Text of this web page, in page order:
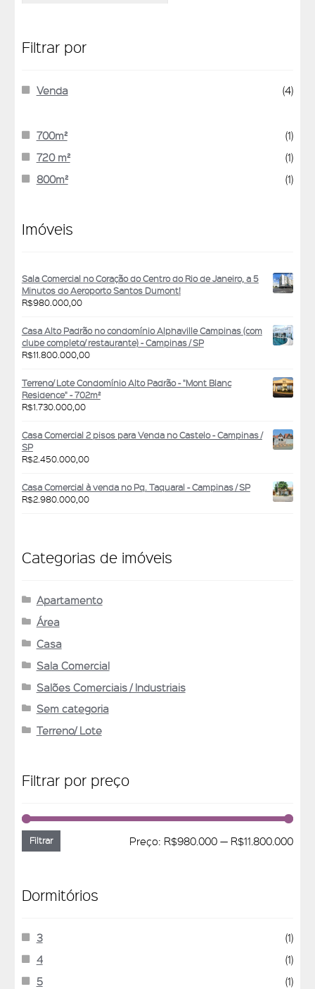
Filtrar por
Venda (4)
700m²
(1)
720 m²
(1)
800m²
(1)
Imóveis
Sala Comercial no Coração do Centro do Rio de Janeiro, a 5
Minutos do Aeroporto Santos Dumont!
R$980.000,00
Casa Alto Padrão no condomínio Alphaville Campinas (com
clube completo/ restaurante) - Campinas / SP
R$11.800.000,00
Terreno/ Lote Condomínio Alto Padrão - "Mont Blanc
Residence" - 702m²
R$1.730.000,00
Casa Comercial 2 pisos para Venda no Castelo - Campinas /
SP
R$2.450.000,00
Casa Comercial à venda no Pq. Taquaral - Campinas / SP
R$2.980.000,00
Categorias de imóveis
Apartamento
Área
Casa
Sala Comercial
Salões Comerciais / Industriais
Sem categoria
Terreno/ Lote
Filtrar por preço
Filtrar Preço: R$980.000 — R$11.800.000
Dormitórios
3
(1)
4
(1)
5
(1)